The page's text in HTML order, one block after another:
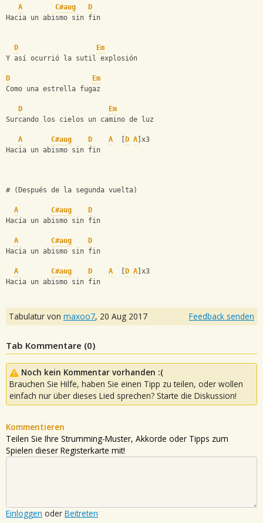
A C#aug
D
Hacia un abismo sin fin
D
Em
Y así ocurrió la sutil explosión
D
Em
Como una estrella fugaz
D
Em
Surcando los cielos un camino de luz
A C#aug D A D A ]x3
Hacia un abismo sin fin
# (Después de la segunda vuelta)
A C#aug
D
Hacia un abismo sin fin
A C#aug
D
Hacia un abismo sin fin
A C#aug D A D A ]x3
Hacia un abismo sin fin
Tabulatur von maxoo7, 20 Aug 2017 Feedback senden
Tab Kommentare (0)
Noch kein Kommentar vorhanden :(
Brauchen Sie Hilfe, haben Sie einen Tipp zu teilen, oder wollen
einfach nur über dieses Lied sprechen? Starte die Diskussion!
Kommentieren
Teilen Sie Ihre Strumming-Muster, Akkorde oder Tipps zum
Spielen dieser Registerkarte mit!
Einloggen oder Beitreten